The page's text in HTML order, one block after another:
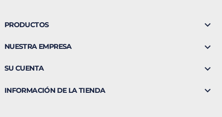
PRODUCTOS 
NUESTRA EMPRESA 
SU CUENTA 
INFORMACIÓN DE LA TIENDA 